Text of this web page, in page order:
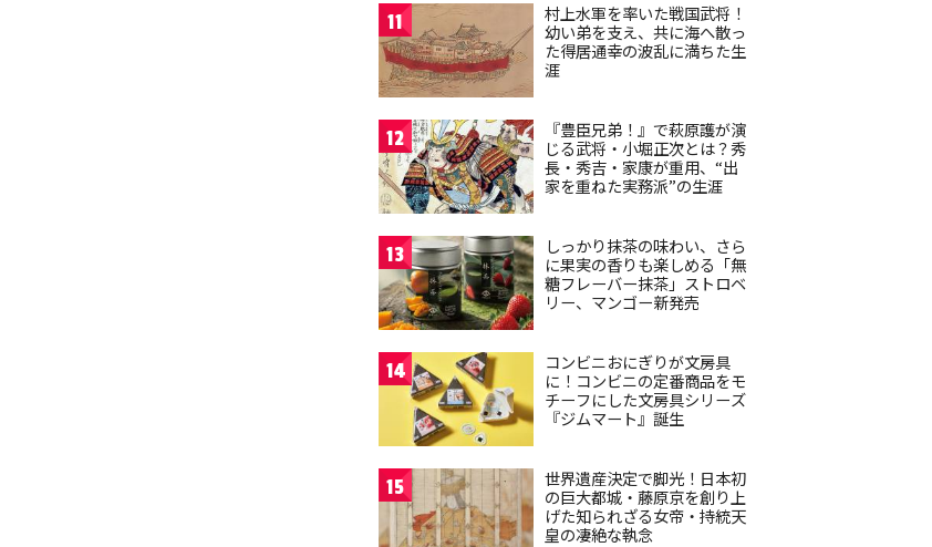
11
村上水軍を率いた戦国武将！
幼い弟を支え、共に海へ散っ
た得居通幸の波乱に満ちた生
涯
12
『豊臣兄弟！』で萩原護が演
じる武将・小堀正次とは？秀
長・秀吉・家康が重用、“出
家を重ねた実務派”の生涯
13
しっかり抹茶の味わい、さら
に果実の香りも楽しめる「無
糖フレーバー抹茶」ストロベ
リー、マンゴー新発売
14
コンビニおにぎりが文房具
に！コンビニの定番商品をモ
チーフにした文房具シリーズ
『ジムマート』誕生
15
世界遺産決定で脚光！日本初
の巨大都城・藤原京を創り上
げた知られざる女帝・持統天
皇の凄絶な執念